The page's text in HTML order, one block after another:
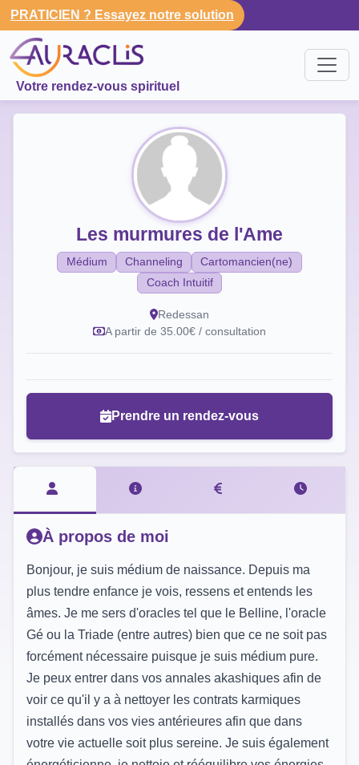
PRATICIEN ? Essayez notre solution
Votre rendez-vous spirituel
Les murmures de l'Ame
Médium Channeling
Cartomancien(ne)
Coach Intuitif
Redessan
A partir de 35.00€ / consultation
Prendre un rendez-vous
À propos de moi
Bonjour, je suis médium de naissance. Depuis ma
plus tendre enfance je vois, ressens et entends les
âmes. Je me sers d'oracles tel que le Belline, l'oracle
Gé ou la Triade (entre autres) bien que ce ne soit pas
forcément nécessaire puisque je suis médium pure.
Je peux entrer dans vos annales akashiques afin de
voir ce qu'il y a à nettoyer les contrats karmiques
installés dans vos vies antérieures afin que dans
votre vie actuelle soit plus sereine. Je suis également